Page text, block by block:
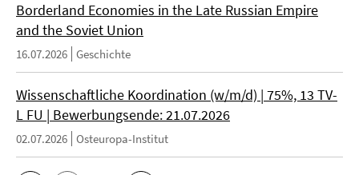
Borderland Economies in the Late Russian Empire
and the Soviet Union
16.07.2026 Geschichte
Wissenschaftliche Koordination (w/m/d) | 75%, 13 TV-
L FU | Bewerbungsende: 21.07.2026
02.07.2026 Osteuropa-Institut